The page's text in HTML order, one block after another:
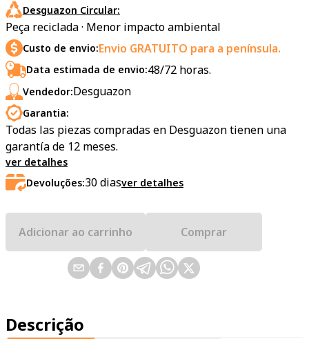
Desguazon Circular:
Peça reciclada · Menor impacto ambiental
Custo de envio:Envio GRATUITO para a península.
Data estimada de envio:48/72 horas.
Vendedor:Desguazon
Garantia:
Todas las piezas compradas en Desguazon tienen una
garantía de 12 meses.
ver detalhes
Devoluções:30diasver detalhes
Adicionar ao carrinho Comprar
Descrição